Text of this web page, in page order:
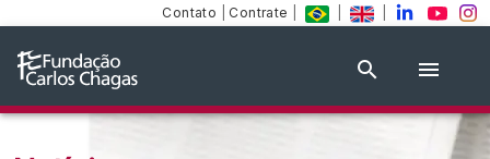
Contato Contrate